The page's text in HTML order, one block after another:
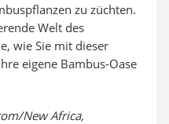
zu züchten.
Welt des
wie Sie mit dieser
eigene Bambus-Oase
New Africa,